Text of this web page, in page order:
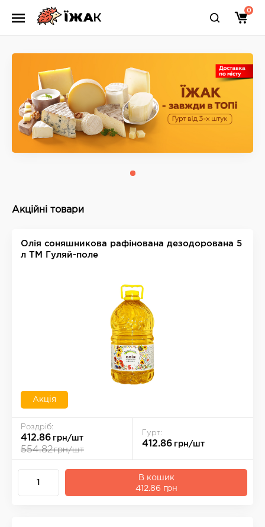
0
Акційні товари
Олія соняшникова рафінована дезодорована 5
л ТМ Гуляй-поле
Акція
Роздріб:
412.86 грн/шт
554.82грн/шт
Гурт:
412.86 грн/шт
В кошик
412.86 грн